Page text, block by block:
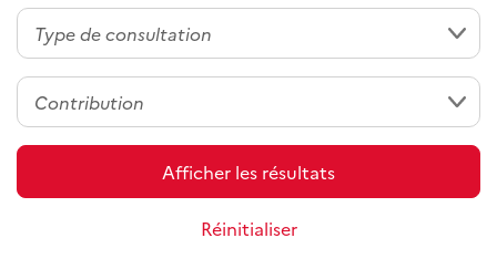
Afficher les résultats
Réinitialiser